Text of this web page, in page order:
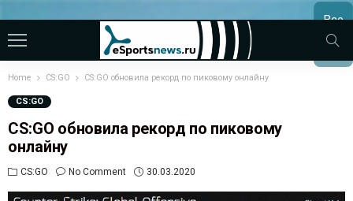
Все
МАТЧИ
Home CS:GO CS:GO обновила рекорд по пиковому онлайну
CS:GO
CS:GO обновила рекорд по пиковому
онлайну
CS:GO No Comment 30.03.2020